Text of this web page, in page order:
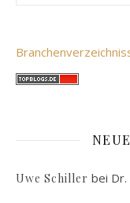
Uwe Schiller bei